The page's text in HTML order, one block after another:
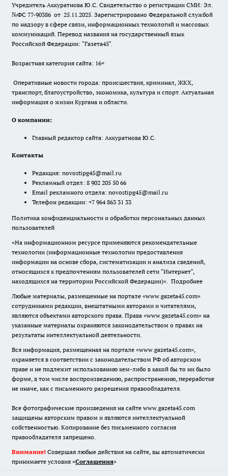
Учредитель Аккуратнова Ю.С. Свидетельство о регистрации СМИ: Эл.
№ФС 77-90386 от 25.11.2025. Зарегистрировано Федеральной службой
по надзору в сфере связи, информационных технологий и массовых
коммуникаций. Перевод названия на государственный язык
Российской Федерации: "Газета45".
Возрастная категория сайта: 16+
Оперативные новости города: происшествия, криминал, ЖКХ,
транспорт, благоустройство, экономика, культура и спорт. Актуальная
информация о жизни Кургана и области.
О компании:
Главный редактор сайта: Аккуратнова Ю.С.
Контакты
Редакция: novostipg45@mail.ru
Рекламный отдел: 8 902 205 50 66
Email рекламного отдела: novostipg45@mail.ru
Телефон редакции: +7 964 863 31 33
Политика конфиденциальности и обработки персональных данных
пользователей
«На информационном ресурсе применяются рекомендательные
технологии (информационные технологии предоставления
информации на основе сбора, систематизации и анализа сведений,
относящихся к предпочтениям пользователей сети "Интернет",
находящихся на территории Российской Федерации)». Подробнее
Любые материалы, размещенные на портале «www.gazeta45.com»
сотрудниками редакции, внештатными авторами и читателями,
являются объектами авторского права. Права «www.gazeta45.com» на
указанные материалы охраняются законодательством о правах на
результаты интеллектуальной деятельности.
Вся информация, размещенная на портале «www.gazeta45.com»,
охраняется в соответствии с законодательством РФ об авторском
праве и не подлежит использованию кем-либо в какой бы то ни было
форме, в том числе воспроизведению, распространению, переработке
не иначе, как с письменного разрешения правообладателя.
Все фотографические произведения на сайте www.gazeta45.com
защищены авторским правом и являются интеллектуальной
собственностью. Копирование без письменного согласия
правообладателя запрещено.
Внимание! Совершая любые действия на сайте, вы автоматически
принимаете условия «Cоглашения»